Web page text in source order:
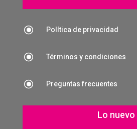
\ Política de privacidad
\ Términos y condiciones
\ Preguntas frecuentes
Lo nuevo